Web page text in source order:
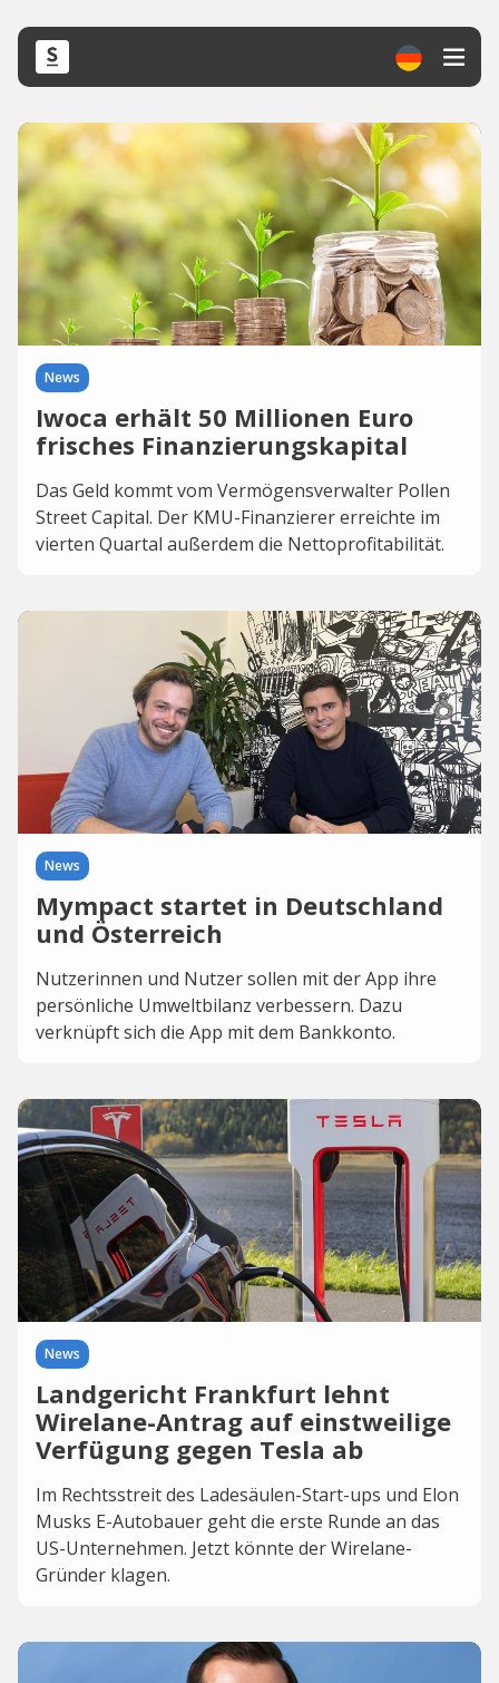
News
Iwoca erhält 50 Millionen Euro
frisches Finanzierungskapital
Das Geld kommt vom Vermögensverwalter Pollen
Street Capital. Der KMU-Finanzierer erreichte im
vierten Quartal außerdem die Nettoprofitabilität.
News
Mympact startet in Deutschland
und Österreich
Nutzerinnen und Nutzer sollen mit der App ihre
persönliche Umweltbilanz verbessern. Dazu
verknüpft sich die App mit dem Bankkonto.
News
Landgericht Frankfurt lehnt
Wirelane-Antrag auf einstweilige
Verfügung gegen Tesla ab
Im Rechtsstreit des Ladesäulen-Start-ups und Elon
Musks E-Autobauer geht die erste Runde an das
US-Unternehmen. Jetzt könnte der Wirelane-
Gründer klagen.